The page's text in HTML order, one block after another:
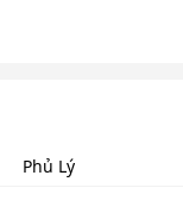
Phủ Lý